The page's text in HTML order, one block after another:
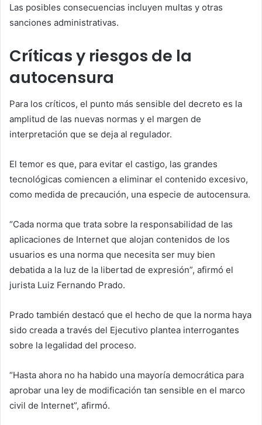
Las posibles consecuencias incluyen multas y otras
sanciones administrativas.
Críticas y riesgos de la
autocensura
Para los críticos, el punto más sensible del decreto es la
amplitud de las nuevas normas y el margen de
interpretación que se deja al regulador.
El temor es que, para evitar el castigo, las grandes
tecnológicas comiencen a eliminar el contenido excesivo,
como medida de precaución, una especie de autocensura.
“Cada norma que trata sobre la responsabilidad de las
aplicaciones de Internet que alojan contenidos de los
usuarios es una norma que necesita ser muy bien
debatida a la luz de la libertad de expresión”, afirmó el
jurista Luiz Fernando Prado.
Prado también destacó que el hecho de que la norma haya
sido creada a través del Ejecutivo plantea interrogantes
sobre la legalidad del proceso.
“Hasta ahora no ha habido una mayoría democrática para
aprobar una ley de modificación tan sensible en el marco
civil de Internet”, afirmó.